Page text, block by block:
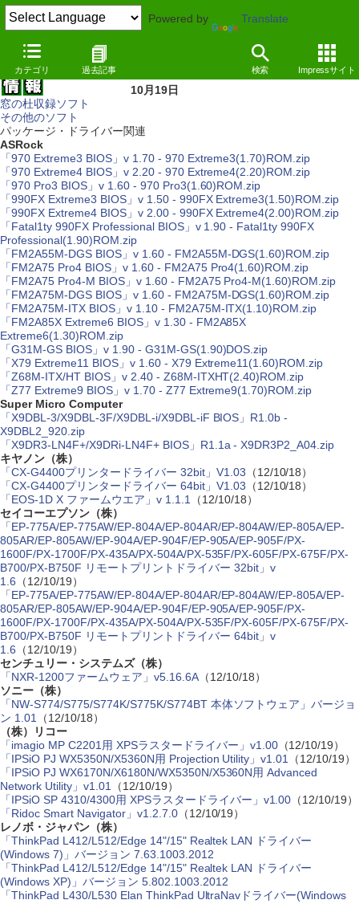
Powered by Translate
カテゴリ 過去記事 検索 Impressサイト
10月19日
窓の杜収録ソフト
その他のソフト
パッケージ・ドライバー関連
ASRock
「970 Extreme3 BIOS」v 1.70 - 970 Extreme3(1.70)ROM.zip
「970 Extreme4 BIOS」v 2.20 - 970 Extreme4(2.20)ROM.zip
「970 Pro3 BIOS」v 1.60 - 970 Pro3(1.60)ROM.zip
「990FX Extreme3 BIOS」v 1.50 - 990FX Extreme3(1.50)ROM.zip
「990FX Extreme4 BIOS」v 2.00 - 990FX Extreme4(2.00)ROM.zip
「Fatal1ty 990FX Professional BIOS」v 1.90 - Fatal1ty 990FX
Professional(1.90)ROM.zip
「FM2A55M-DGS BIOS」v 1.60 - FM2A55M-DGS(1.60)ROM.zip
「FM2A75 Pro4 BIOS」v 1.60 - FM2A75 Pro4(1.60)ROM.zip
「FM2A75 Pro4-M BIOS」v 1.60 - FM2A75 Pro4-M(1.60)ROM.zip
「FM2A75M-DGS BIOS」v 1.60 - FM2A75M-DGS(1.60)ROM.zip
「FM2A75M-ITX BIOS」v 1.10 - FM2A75M-ITX(1.10)ROM.zip
「FM2A85X Extreme6 BIOS」v 1.30 - FM2A85X
Extreme6(1.30)ROM.zip
「G31M-GS BIOS」v 1.90 - G31M-GS(1.90)DOS.zip
「X79 Extreme11 BIOS」v 1.60 - X79 Extreme11(1.60)ROM.zip
「Z68M-ITX/HT BIOS」v 2.40 - Z68M-ITXHT(2.40)ROM.zip
「Z77 Extreme9 BIOS」v 1.70 - Z77 Extreme9(1.70)ROM.zip
Super Micro Computer
「X9DBL-3/X9DBL-3F/X9DBL-i/X9DBL-iF BIOS」R1.0b -
X9DBL2_920.zip
「X9DR3-LN4F+/X9DRi-LN4F+ BIOS」R1.1a - X9DR3P2_A04.zip
キヤノン（株）
「CX-G4400プリンタードライバー 32bit」V1.03 （12/10/18）
「CX-G4400プリンタードライバー 64bit」V1.03 （12/10/18）
「EOS-1D X ファームウエア」v 1.1.1
（12/10/18）
セイコーエプソン（株）
「EP-775A/EP-775AW/EP-804A/EP-804AR/EP-804AW/EP-805A/EP-
805AR/EP-805AW/EP-904A/EP-904F/EP-905A/EP-905F/PX-
1600F/PX-1700F/PX-435A/PX-504A/PX-535F/PX-605F/PX-675F/PX-
B700/PX-B750F リモートプリントドライバー 32bit」v
1.6 （12/10/19）
「EP-775A/EP-775AW/EP-804A/EP-804AR/EP-804AW/EP-805A/EP-
805AR/EP-805AW/EP-904A/EP-904F/EP-905A/EP-905F/PX-
1600F/PX-1700F/PX-435A/PX-504A/PX-535F/PX-605F/PX-675F/PX-
B700/PX-B750F リモートプリントドライバー 64bit」v
1.6 （12/10/19）
センチュリー・システムズ（株）
「NXR-1200ファームウェア」v5.16.6A（12/10/18）
ソニー（株）
「NW-S774/S775/S774K/S775K/S774BT 本体ソフトウェア」バージョ
ン 1.01
（12/10/18）
（株）リコー
「imagio MP C2201用 XPSラスタードライバー」v1.00（12/10/19）
「IPSiO PJ WX5350N/X5360N用 Projection Utility」v1.01
（12/10/19）
「IPSiO PJ WX6170N/X6180N/WX5350N/X5360N用 Advanced
Network Utility」v1.01
（12/10/19）
「IPSiO SP 4310/4300用 XPSラスタードライバー」v1.00 （12/10/19）
「Ridoc Smart Navigator」v1.2.7.0（12/10/19）
レノボ・ジャパン（株）
「ThinkPad L412/L512/Edge 14"/15" Realtek LAN ドライバー
(Windows 7)」バージョン 7.63.1003.2012
「ThinkPad L412/L512/Edge 14"/15" Realtek LAN ドライバー
(Windows XP)」バージョン 5.802.1003.2012
「ThinkPad L430/L530 Elan ThinkPad UltraNavドライバー(Windows